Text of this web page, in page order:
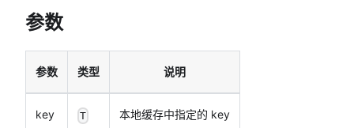
参数
参数 类型 说明
key T 本地缓存中指定的 key